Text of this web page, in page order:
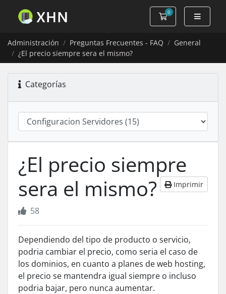
0
Carro de Pedidos
Administración Preguntas Frecuentes - FAQ
General
¿El precio siempre sera el mismo?
Categorías
¿El precio siempre
sera el mismo?
Imprimir
58
Dependiendo del tipo de producto o servicio,
podria cambiar el precio, como seria el caso de
los dominios, en cuanto a planes de web hosting,
el precio se mantendra igual siempre o incluso
podria bajar, pero nunca aumentar.